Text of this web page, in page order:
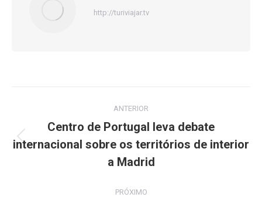
http://turiviajar.tv
de
post:
ANTERIOR
Post
anterior:
Centro de Portugal leva debate
internacional sobre os territórios de interior
a Madrid
PRÓXIMO